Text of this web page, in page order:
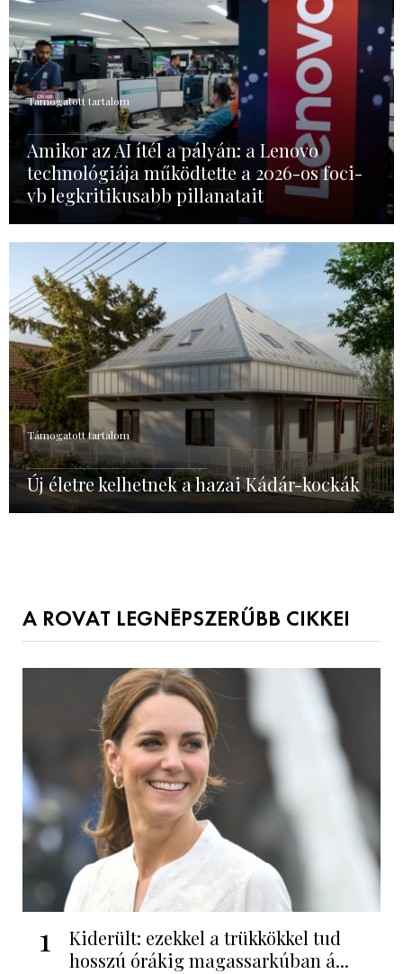
Támogatott tartalom
Amikor az AI ítél a pályán: a Lenovo
technológiája működtette a 2026-os foci-
vb legkritikusabb pillanatait
Támogatott tartalom
Új életre kelhetnek a hazai Kádár-kockák
A ROVAT LEGNÉPSZERŰBB CIKKEI
1
Kiderült: ezekkel a trükkökkel tud
hosszú órákig magassarkúban á...